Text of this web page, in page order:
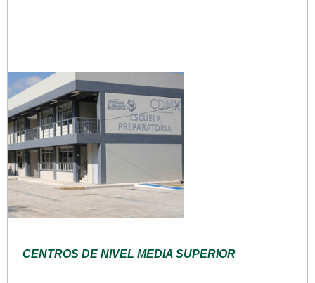
CENTROS DE NIVEL MEDIA SUPERIOR